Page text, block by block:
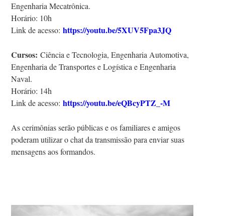
Engenharia Mecatrônica.
Horário: 10h
Link de acesso:https://youtu.be/5XUV5Fpa3JQ
Cursos: Ciência e Tecnologia, Engenharia Automotiva,
Engenharia de Transportes e Logística e Engenharia
Naval.
Horário: 14h
Link de acesso:https://youtu.be/eQBcyPTZ_-M
As cerimônias serão públicas e os familiares e amigos
poderam utilizar o chat da transmissão para enviar suas
mensagens aos formandos.